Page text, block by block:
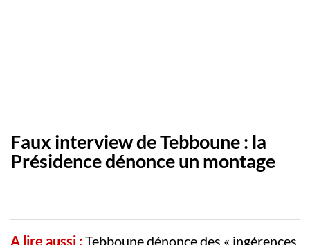
Faux interview de Tebboune : la
Présidence dénonce un montage
A lire aussi :Tebboune dénonce des « ingérences